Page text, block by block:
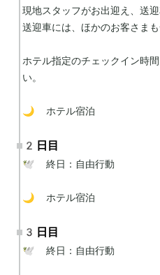
現地スタッフがお出迎え、送
送迎車には、ほかのお客さま
ホテル指定のチェックイン時
い。
🌙 ホテル宿泊
2日目
🕊 終日：自由行動
🌙 ホテル宿泊
3日目
🕊 終日：自由行動